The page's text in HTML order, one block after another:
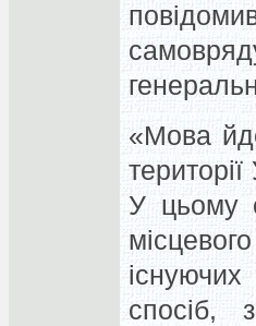
«Мова
У цьому
спосіб,